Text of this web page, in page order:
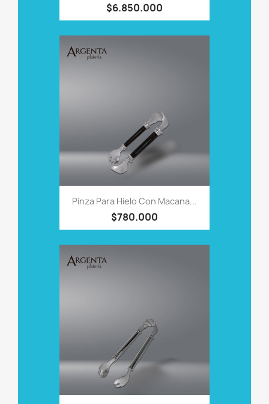
$6.850.000
Pinza Para Hielo Con Macana...
$780.000